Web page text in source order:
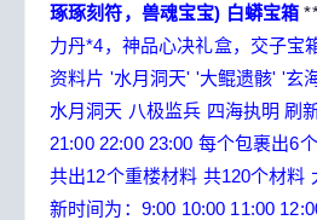
琢琢刻符，兽魂宝宝) 白蟒宝箱
力丹*4，神品心决礼盒，交子宝
资料片 '水月洞天' '大鲲遗骸' '玄
水月洞天 八极监兵 四海执明 刷
21:00 22:00 23:00 每个包裹出6
共出12个重楼材料 共120个材料
新时间为：9:00 10:00 11:00